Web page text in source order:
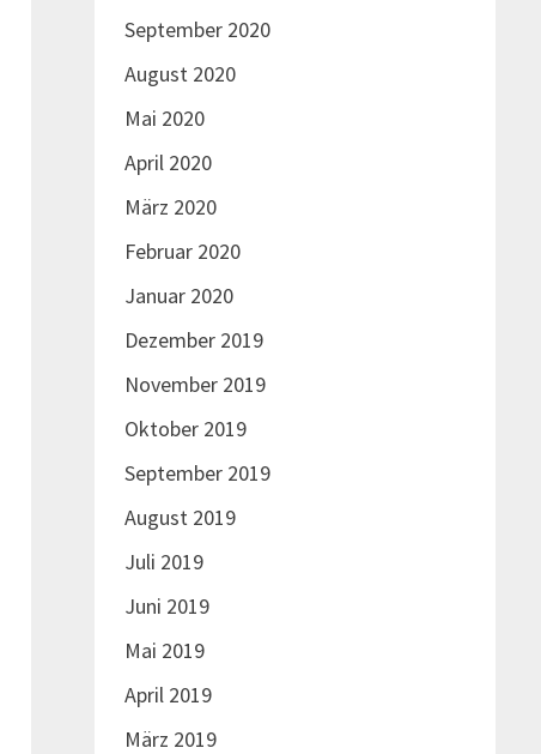
September 2020
August 2020
Mai 2020
April 2020
März 2020
Februar 2020
Januar 2020
Dezember 2019
November 2019
Oktober 2019
September 2019
August 2019
Juli 2019
Juni 2019
Mai 2019
April 2019
März 2019